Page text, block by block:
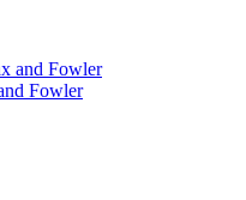
Fowler